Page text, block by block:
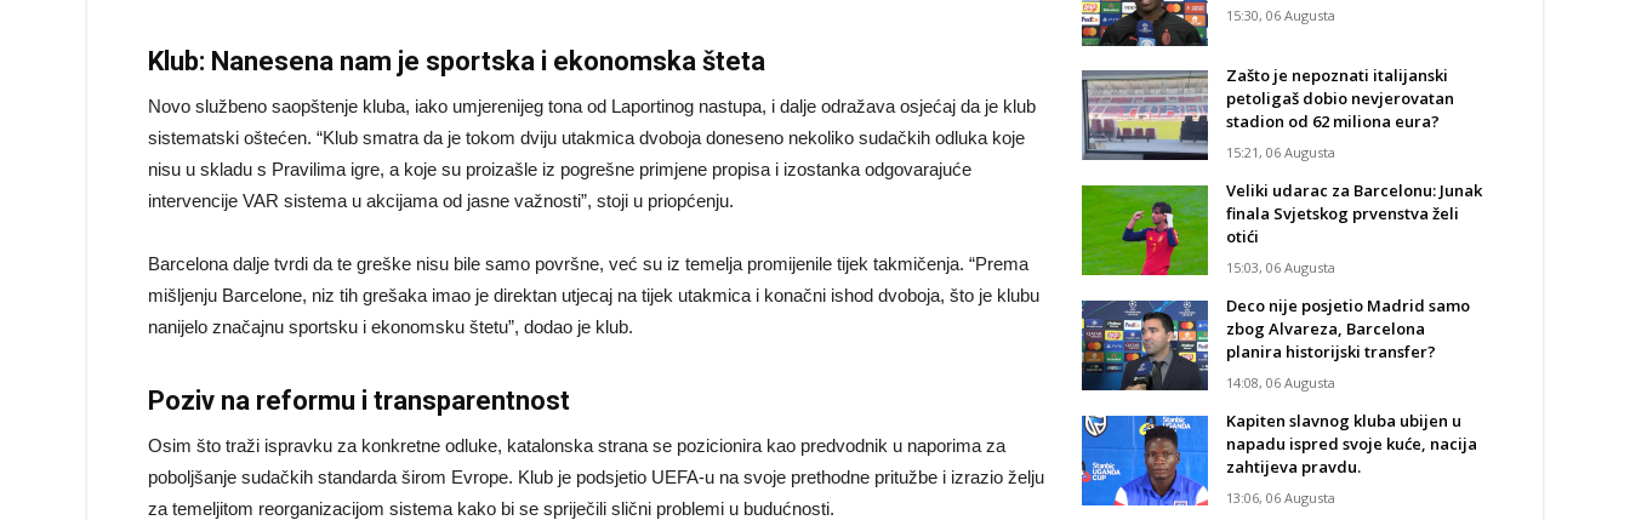
Klub: Nanesena nam je sportska i ekonomska šteta
Novo službeno saopštenje kluba, iako umjerenijeg tona od Laportinog nastupa, i dalje odražava osjećaj da je klub
sistematski oštećen. “Klub smatra da je tokom dviju utakmica dvoboja doneseno nekoliko sudačkih odluka koje
nisu u skladu s Pravilima igre, a koje su proizašle iz pogrešne primjene propisa i izostanka odgovarajuće
intervencije VAR sistema u akcijama od jasne važnosti”, stoji u priopćenju.
Barcelona dalje tvrdi da te greške nisu bile samo površne, već su iz temelja promijenile tijek takmičenja. “Prema
mišljenju Barcelone, niz tih grešaka imao je direktan utjecaj na tijek utakmica i konačni ishod dvoboja, što je klubu
nanijelo značajnu sportsku i ekonomsku štetu”, dodao je klub.
Poziv na reformu i transparentnost
Osim što traži ispravku za konkretne odluke, katalonska strana se pozicionira kao predvodnik u naporima za
poboljšanje sudačkih standarda širom Evrope. Klub je podsjetio UEFA-u na svoje prethodne pritužbe i izrazio želju
za temeljitom reorganizacijom sistema kako bi se spriječili slični problemi u budućnosti.
15:30, 06 Augusta
Zašto je nepoznati italijanski
petoligaš dobio nevjerovatan
stadion od 62 miliona eura?
15:21, 06 Augusta
Veliki udarac za Barcelonu: Junak
finala Svjetskog prvenstva želi
otići
15:03, 06 Augusta
Deco nije posjetio Madrid samo
zbog Alvareza, Barcelona
planira historijski transfer?
14:08, 06 Augusta
Kapiten slavnog kluba ubijen u
napadu ispred svoje kuće, nacija
zahtijeva pravdu.
13:06, 06 Augusta